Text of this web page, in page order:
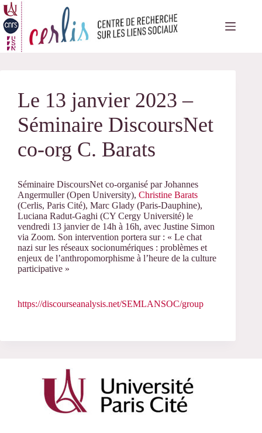
Passer
au
contenu
Le 13 janvier 2023 –
Séminaire DiscoursNet
co-org C. Barats
Séminaire DiscoursNet co-organisé par Johannes
Angermuller (Open University), Christine Barats
(Cerlis, Paris Cité), Marc Glady (Paris-Dauphine),
Luciana Radut-Gaghi (CY Cergy Université) le
vendredi 13 janvier de 14h à 16h, avec Justine Simon
via Zoom. Son intervention portera sur : « Le chat
nazi sur les réseaux socionumériques : problèmes et
enjeux de l’anthropomorphisme à l’heure de la culture
participative »
https://discourseanalysis.net/SEMLANSOC/group